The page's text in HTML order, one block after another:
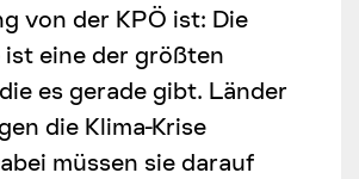
von der KPÖ ist: Die
ist eine der größten
es gerade gibt. Länder
die Klima-Krise
müssen sie darauf